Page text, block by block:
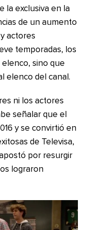
la exclusiva en la
de un aumento
actores
temporadas, los
sino que
elenco del canal.
ni los actores
señalar que el
y se convirtió en
de Televisa,
por resurgir
lograron